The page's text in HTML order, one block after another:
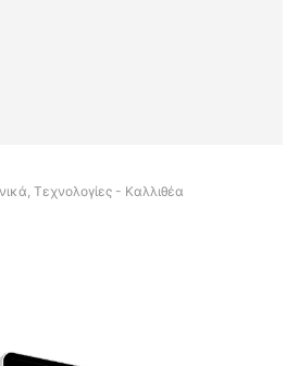
Τεχνολογίες - Καλλιθέα